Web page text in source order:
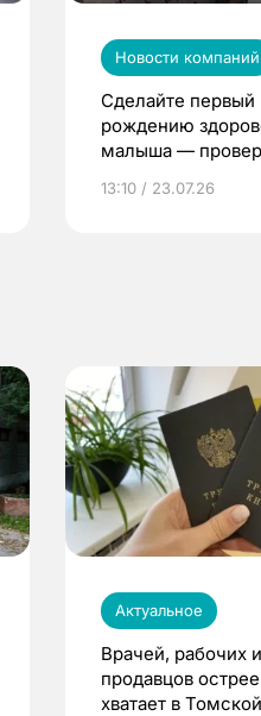
Новости компаний
Сделайте первый
рождению
малыша —
по ОМС!
13:10 / 23.07.26
Актуальное
Врачей, рабочих и
продавцов
хватает в